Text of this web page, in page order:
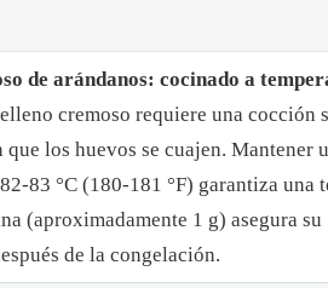
de arándanos: cocinado a
cremoso requiere una cocción
que los huevos se cuajen. Mantener
83 °C (180-181 °F) garantiza una
(aproximadamente 1 g) asegura su
de la congelación.